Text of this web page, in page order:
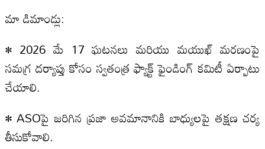
మా డిమాండ్లు:
• 2026 మే 17 ఘటనలు మరియు మయుఖ్ మరణంపై
సమగ్ర దర్యాప్తు కోసం స్వతంత్ర ఫ్యాక్ట్ ఫైండింగ్ కమిటీ ఏర్పాటు
చేయాలి.
• ASOపై జరిగిన ప్రజా అవమానానికి బాధ్యులపై తక్షణ చర్య
తీసుకోవాలి.